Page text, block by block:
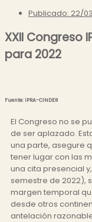
Publicado: 22/
XXII Congreso
para 2022
Fuente: IPRA-CINDER
El Congreso no se
de ser aplazado.
una parte, asegure
tener lugar con las
una cita presencial
semestre de 2022),
margen temporal
desde otros
antelación